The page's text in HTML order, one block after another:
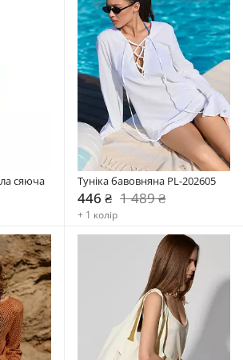
сяюча
Туніка бавовняна PL-202605
446 ₴ 1 489 ₴
+ 1 колір